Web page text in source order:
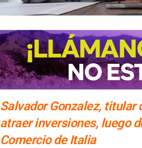
Salvador Gonzalez, titular
atraer inversiones, luego
Comercio de Italia